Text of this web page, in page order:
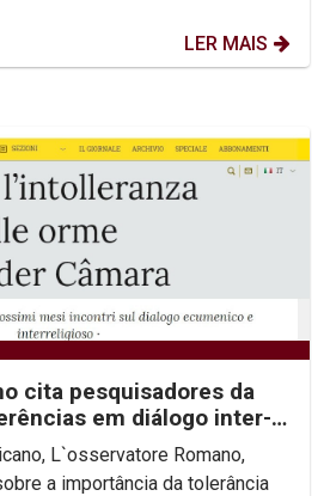
LER MAIS
cita pesquisadores da
em diálogo inter-
L`osservatore Romano,
a importância da tolerância